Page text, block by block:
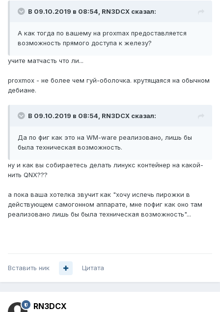
В 09.10.2019 в 08:54, RN3DCX сказал:
А как тогда по вашему на proxmax предоставляется
возможность прямого доступа к железу?
учите матчасть что ли...
proxmox - не более чем гуй-оболочка. крутящаяся на обычном
дебиане.
В 09.10.2019 в 08:54, RN3DCX сказал:
Да по фиг как это на WM-ware реализовано, лишь бы
была техническая возможность.
ну и как вы собираетесь делать линукс контейнер на какой-
нить QNX???
а пока ваша хотелка звучит как "хочу испечь пирожки в
действующем самогонном аппарате, мне пофиг как оно там
реализовано лишь бы была техническая возможность"...
Вставить ник Цитата
RN3DCX